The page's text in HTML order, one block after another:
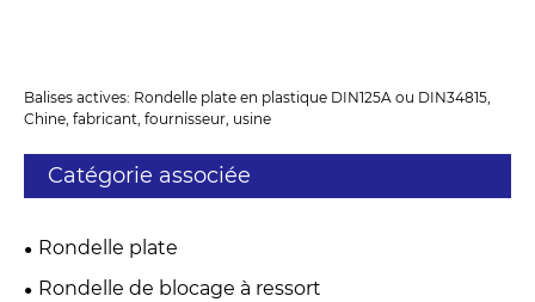
Balises actives: Rondelle plate en plastique DIN125A ou DIN34815,
Chine, fabricant, fournisseur, usine
Catégorie associée
Rondelle plate
Rondelle de blocage à ressort